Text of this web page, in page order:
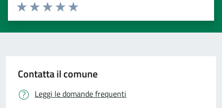
Valuta 5 stelle su 5
Valuta 4 stelle su 5
Valuta 3 stelle su 5
Valuta 2 stelle su 5
Valuta 1 stelle su 5
Contatta il comune
Leggi le domande frequenti